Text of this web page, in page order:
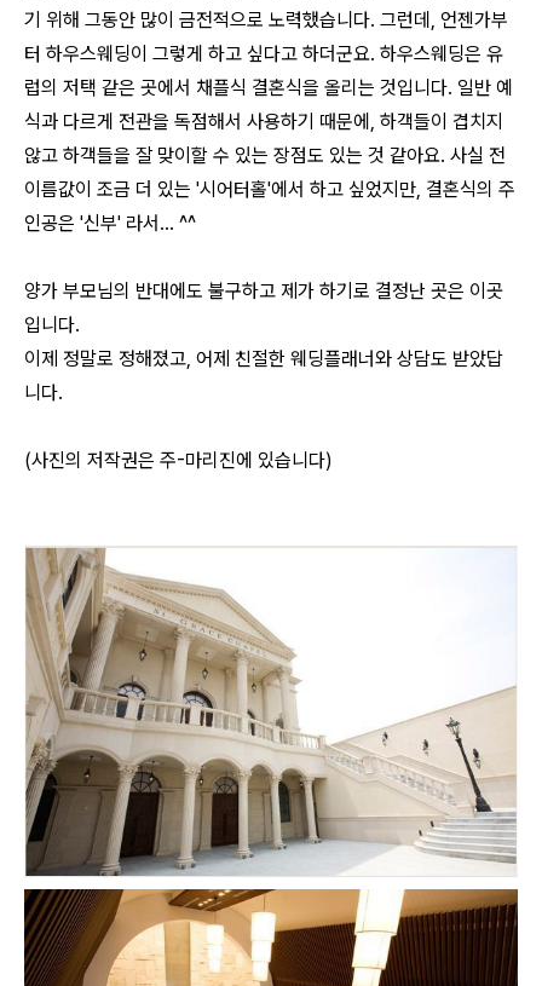
기 위해 그동안 많이 금전적으로 노력했습니다. 그런데, 언젠가부
터 하우스웨딩이 그렇게 하고 싶다고 하더군요. 하우스웨딩은 유
럽의 저택 같은 곳에서 채플식 결혼식을 올리는 것입니다. 일반 예
식과 다르게 전관을 독점해서 사용하기 때문에, 하객들이 겹치지
않고 하객들을 잘 맞이할 수 있는 장점도 있는 것 같아요. 사실 전
이름값이 조금 더 있는 '시어터홀'에서 하고 싶었지만, 결혼식의 주
인공은 '신부' 라서... ^^
양가 부모님의 반대에도 불구하고 제가 하기로 결정난 곳은 이곳
입니다.
이제 정말로 정해졌고, 어제 친절한 웨딩플래너와 상담도 받았답
니다.
(사진의 저작권은 주-마리진에 있습니다)